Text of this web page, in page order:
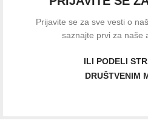
Prijavite se za sve vesti o
saznajte prvi za naše
ILI PODELI
DRUŠTVENIM